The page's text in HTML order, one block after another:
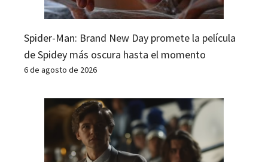
Spider-Man: Brand New Day promete la película
de Spidey más oscura hasta el momento
6 de agosto de 2026